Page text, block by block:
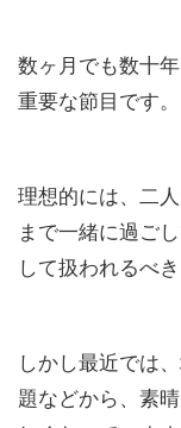
数ヶ月でも数十
重要な節目です。
理想的には、二
まで一緒に過ご
して扱われるべき
しかし最近では
題などから、素